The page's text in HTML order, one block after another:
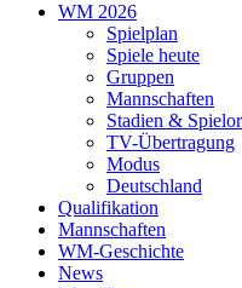
WM 2026
Spielplan
Spiele heute
Gruppen
Mannschaften
Stadien &
TV-Übertragung
Modus
Deutschland
Qualifikation
Mannschaften
WM-Geschichte
News